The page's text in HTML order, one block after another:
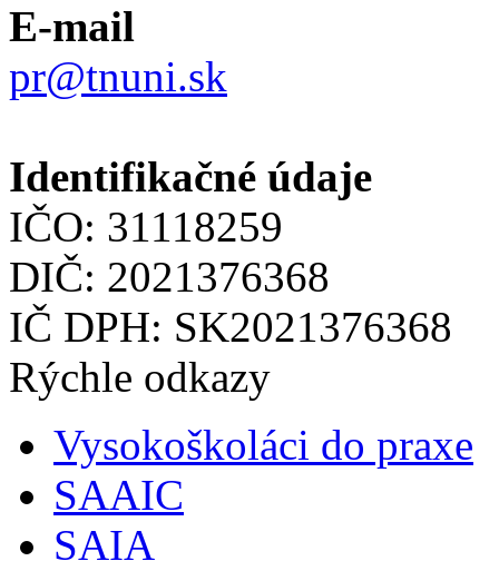
E-mail
pr@tnuni.sk
Identifikačné údaje
IČO: 31118259
DIČ: 2021376368
IČ DPH: SK2021376368
Rýchle odkazy
Vysokoškoláci do praxe
SAAIC
SAIA